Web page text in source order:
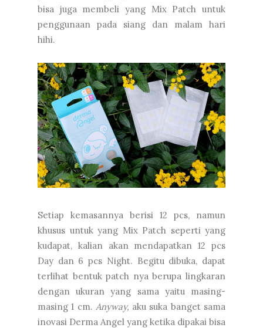
bisa juga membeli yang Mix Patch untuk
penggunaan pada siang dan malam hari
hihi.
Setiap kemasannya berisi 12 pcs, namun
khusus untuk yang Mix Patch seperti yang
kudapat, kalian akan mendapatkan 12 pcs
Day dan 6 pcs Night. Begitu dibuka, dapat
terlihat bentuk patch nya berupa lingkaran
dengan ukuran yang sama yaitu masing-
masing 1 cm. Anyway, aku suka banget sama
inovasi Derma Angel yang ketika dipakai bisa